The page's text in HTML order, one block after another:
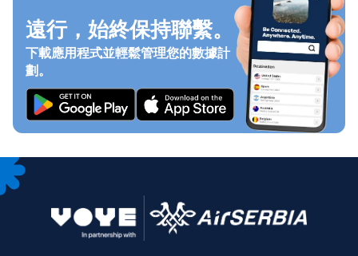
遠行，始終保持聯繫。
下載應用程式並輕鬆管理您的數據計
劃。